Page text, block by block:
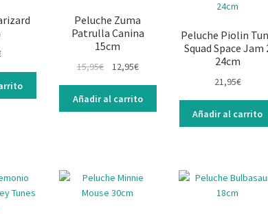
Peluche Zuma
Patrulla Canina
15cm
15,95€ 12,95€
Añadir al carrito
Peluche Piolin
Squad Space Jam
24cm
21,95€
Añadir al carrito